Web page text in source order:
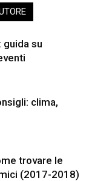
guida su
clima,
trovare le
(2017-2018)